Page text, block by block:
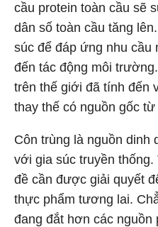
cầu protein toàn cầu sẽ
dân số toàn cầu tăng
súc để đáp ứng nhu cầu
đến tác động môi
trên thế giới đã tính đến
thay thế có nguồn gốc từ
Côn trùng là nguồn
với gia súc truyền thống.
đề cần được giải quyết
thực phẩm tương lai.
đang đắt hơn các nguồn